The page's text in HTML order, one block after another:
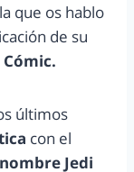
que os hablo
de su
últimos
con el
Jedi